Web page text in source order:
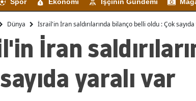
Ağrı
Ankara
Antalya
Dünya İsrail'in İran saldırılarında bilanço belli oldu : Çok
İran
yaralı var